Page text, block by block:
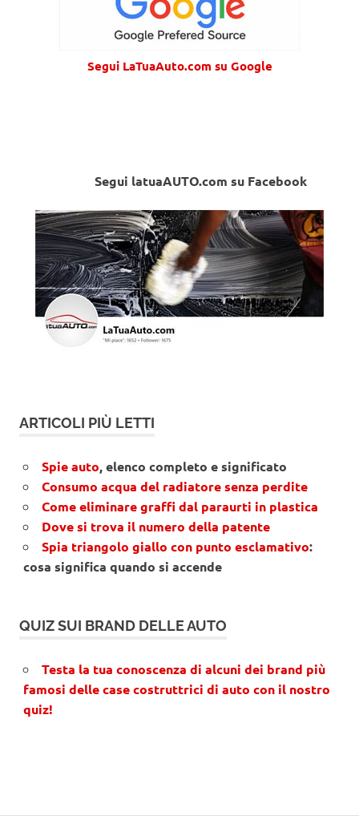
Segui LaTuaAuto.com su Google
Segui latuaAUTO.com su Facebook
ARTICOLI PIÙ LETTI
Spie auto, elenco completo e significato
Consumo acqua del radiatore senza perdite
Come eliminare graffi dal paraurti in plastica
Dove si trova il numero della patente
Spia triangolo giallo con punto esclamativo:
cosa significa quando si accende
QUIZ SUI BRAND DELLE AUTO
Testa la tua conoscenza di alcuni dei brand più
famosi delle case costruttrici di auto con il nostro
quiz!